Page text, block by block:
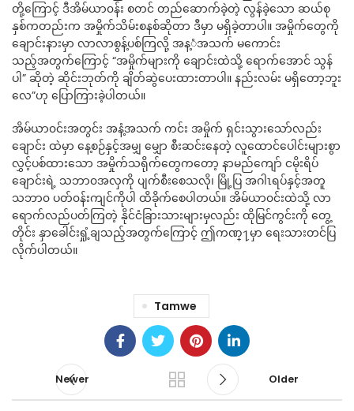
တို့ကြောင့် ဒီအိမ်ယာ၀န်း စတင် တည်ဆောက်ခဲ့တဲ့ လွန်ခဲ့သော ဆယ်စု
နှစ်ကတည်းက အမှိုက်သိမ်းစနစ်ဆိုတာ ဒီမှာ မရှိခဲ့တာပါ။ အမှိုက်တွေကို
ချောင်းနားမှာ လာလာစွန့်ပစ်ကြလို့ အန့ံအသက် မကောင်း
သည့်အတွက်ကြောင့် “အမှိုက်များကို ချောင်းထဲသို့ ရောက်အောင် သွန်
ပါ” ဆိုတဲ့ ဆိုင်းဘုတ်ကို ချိတ်ဆွဲပေးထားတာပါ။ နည်းလမ်း မရှိတော့ဘူး
လေ”ဟု ပြောကြားခဲ့ပါတယ်။
အိမ်ယာ၀င်းအတွင်း အနံ့အသက် ကင်း အမှိုက် ရှင်းသွားသော်လည်း
ချောင်း ထဲမှာ နေ့စဉ်နှင့်အမျှ မျှော စီးဆင်းနေတဲ့ လူထောင်ပေါင်းများစွာ
လွှင့်ပစ်ထားသော အမှိုက်သရိုက်တွေကတော့ နာမည်ကျော် ငမိုးရိပ်
ချောင်းရဲ့ သဘာ၀အလှကို ပျက်စီးစေသလို၊ မြို့ပြ အဂါၤရပ်နှင့်အတူ
သဘာ၀ ပတ်၀န်းကျင်ကိုပါ ထိခိုက်စေပါတယ်။ အိမ်ယာ၀င်းထဲသို့ လာ
ရောက်လည်ပတ်ကြတဲ့ နိုင်ငံခြားသားများမှလည်း ထိုမြင်ကွင်းကို တွေ့
တိုင်း နှာခေါင်းရှုံ့ချသည့်အတွက်ကြောင့် ဤကဏ္႑မှာ ရေးသားတင်ပြ
လိုက်ပါတယ်။
Tamwe
Newer Older